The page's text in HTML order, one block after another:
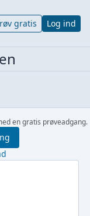
gratis Log ind
en gratis prøveadgang.